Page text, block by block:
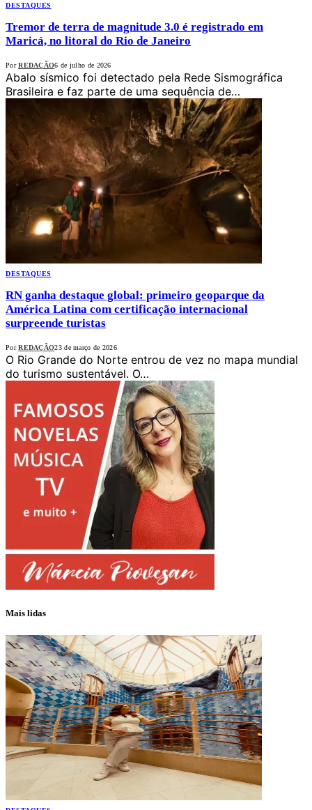
DESTAQUES
Tremor de terra de magnitude 3.0 é registrado em
Maricá, no litoral do Rio de Janeiro
Por REDAÇÃO6 de julho de 2026
Abalo sísmico foi detectado pela Rede Sismográfica
Brasileira e faz parte de uma sequência de…
DESTAQUES
RN ganha destaque global: primeiro geoparque da
América Latina com certificação internacional
surpreende turistas
Por REDAÇÃO23 de março de 2026
O Rio Grande do Norte entrou de vez no mapa mundial
do turismo sustentável. O…
Mais lidas